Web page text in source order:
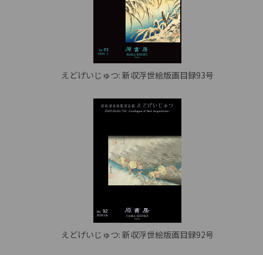
えどげいじゅつ: 新収浮世絵版画目録93号
えどげいじゅつ: 新収浮世絵版画目録92号